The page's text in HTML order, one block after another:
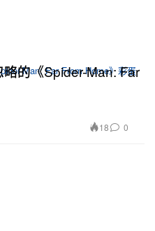
的《Spider-Man: Far
18 0